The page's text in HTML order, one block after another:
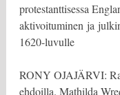
protestanttisessa
aktivoituminen ja
1620-luvulle
RONY OJAJÄRVI:
ehdoilla. Mathilda